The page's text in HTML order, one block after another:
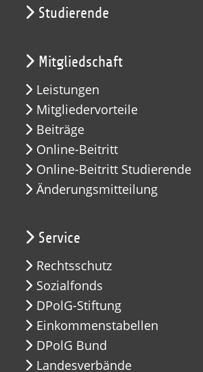
Studierende
Mitgliedschaft
Leistungen
Mitgliedervorteile
Beiträge
Online-Beitritt
Online-Beitritt Studierende
Änderungsmitteilung
Service
Rechtsschutz
Sozialfonds
DPolG-Stiftung
Einkommenstabellen
DPolG Bund
Landesverbände